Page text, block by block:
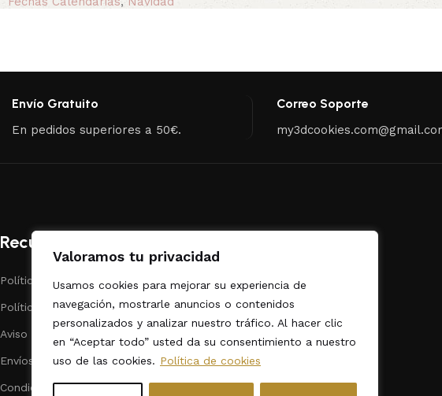
Valoramos tu privacidad
Usamos cookies para mejorar su experiencia de
navegación, mostrarle anuncios o contenidos
personalizados y analizar nuestro tráfico. Al hacer clic
en “Aceptar todo” usted da su consentimiento a nuestro
uso de las cookies. Política de cookies
Envío Gratuito
En pedidos superiores a 50€.
Correo Soporte
Recursos
Políticas de Privacidad
Políticas de cookies
Aviso legal
Envíos
Condiciones de contratación
Repostería
Dibujos Animados